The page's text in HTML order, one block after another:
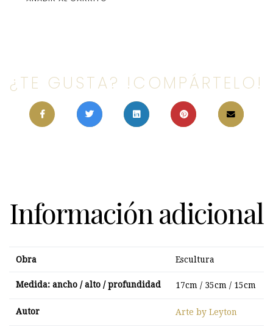
¿TE GUSTA? !COMPÁRTELO!
Información adicional
Obra Escultura
Medida: ancho / alto / profundidad 17cm / 35cm / 15cm
Autor Arte by Leyton